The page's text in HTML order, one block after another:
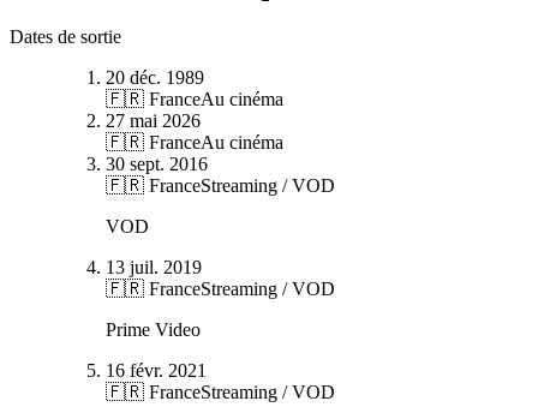
Dates de sortie
20 déc. 1989
🇫🇷 FranceAu cinéma
27 mai 2026
🇫🇷 FranceAu cinéma
30 sept. 2016
🇫🇷 FranceStreaming / VOD
VOD
13 juil. 2019
🇫🇷 FranceStreaming / VOD
Prime Video
16 févr. 2021
🇫🇷 FranceStreaming / VOD